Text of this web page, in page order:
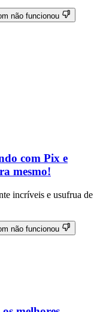
não funcionou
com Pix e
mesmo!
incríveis e usufrua de
não funcionou